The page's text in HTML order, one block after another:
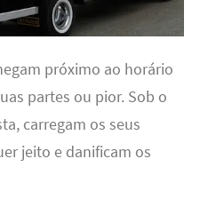
próximo ao horário
partes ou pior. Sob o
carregam os seus
jeito e danificam os